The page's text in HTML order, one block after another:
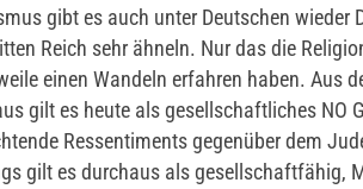
gibt es auch unter Deutschen wieder
Reich sehr ähneln. Nur das die
einen Wandeln erfahren haben. Aus
gilt es heute als gesellschaftliches NO
Ressentiments gegenüber dem
gilt es durchaus als gesellschaftfähig,